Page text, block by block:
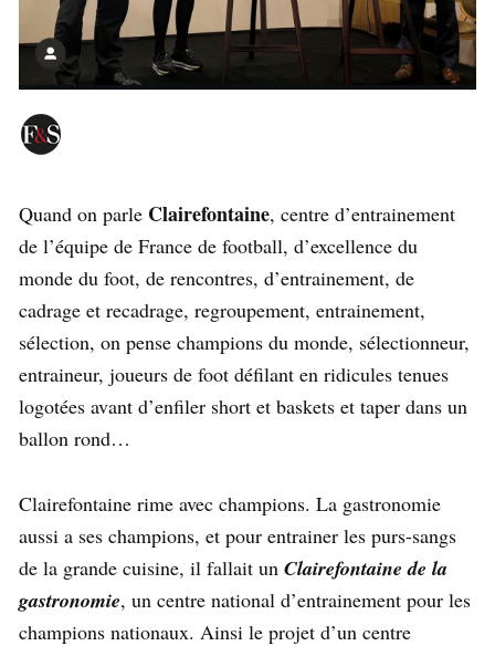
Quand on parle Clairefontaine, centre d’entrainement
de l’équipe de France de football, d’excellence du
monde du foot, de rencontres, d’entrainement, de
cadrage et recadrage, regroupement, entrainement,
sélection, on pense champions du monde, sélectionneur,
entraineur, joueurs de foot défilant en ridicules tenues
logotées avant d’enfiler short et baskets et taper dans un
ballon rond…
Clairefontaine rime avec champions. La gastronomie
aussi a ses champions, et pour entrainer les purs-sangs
de la grande cuisine, il fallait un Clairefontaine de la
gastronomie, un centre national d’entrainement pour les
champions nationaux. Ainsi le projet d’un centre